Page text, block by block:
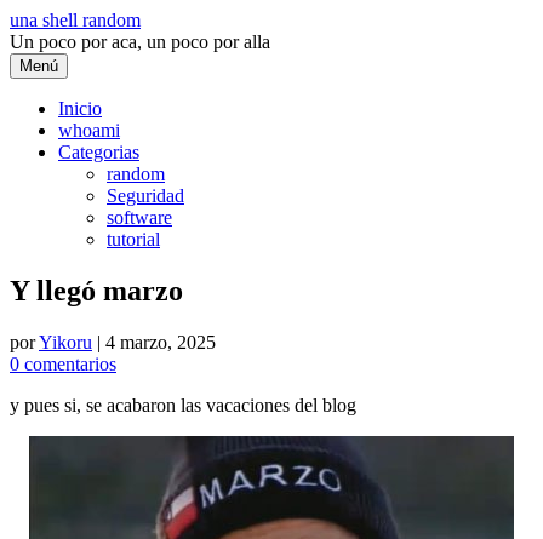
Saltar
al
contenido
una shell random
Un poco por aca, un poco por alla
Menú
Inicio
whoami
Categorias
random
Seguridad
software
tutorial
Y llegó marzo
porYikoru | 4 marzo, 2025
0 comentarios
y pues si, se acabaron las vacaciones del blog